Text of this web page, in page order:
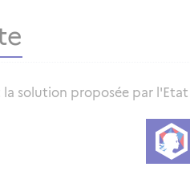
solution proposée par